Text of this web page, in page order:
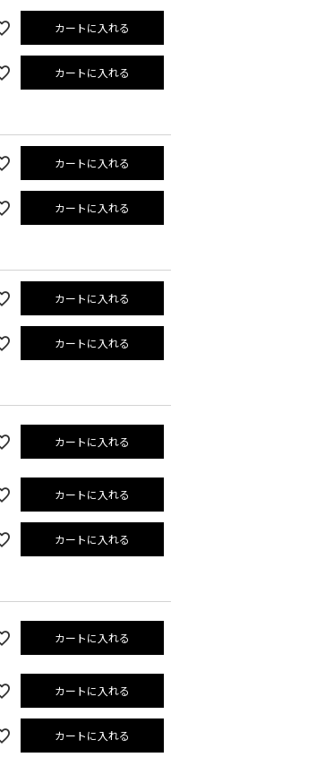
カートに入れる
カートに入れる
カートに入れる
カートに入れる
カートに入れる
カートに入れる
カートに入れる
カートに入れる
カートに入れる
カートに入れる
カートに入れる
カートに入れる